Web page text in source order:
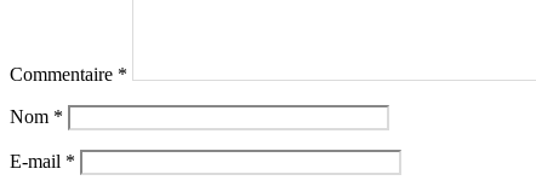
Commentaire *
Nom *
E-mail *